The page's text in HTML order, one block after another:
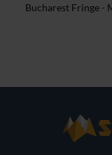
Bucharest Fringe -